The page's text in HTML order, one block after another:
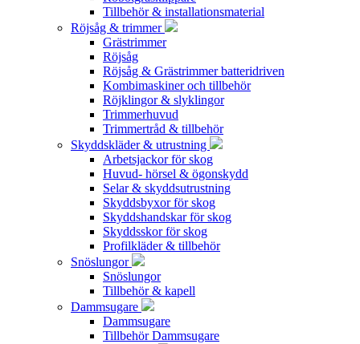
Tillbehör & installationsmaterial
Röjsåg & trimmer
Grästrimmer
Röjsåg
Röjsåg & Grästrimmer batteridriven
Kombimaskiner och tillbehör
Röjklingor & slyklingor
Trimmerhuvud
Trimmertråd & tillbehör
Skyddskläder & utrustning
Arbetsjackor för skog
Huvud- hörsel & ögonskydd
Selar & skyddsutrustning
Skyddsbyxor för skog
Skyddshandskar för skog
Skyddsskor för skog
Profilkläder & tillbehör
Snöslungor
Snöslungor
Tillbehör & kapell
Dammsugare
Dammsugare
Tillbehör Dammsugare